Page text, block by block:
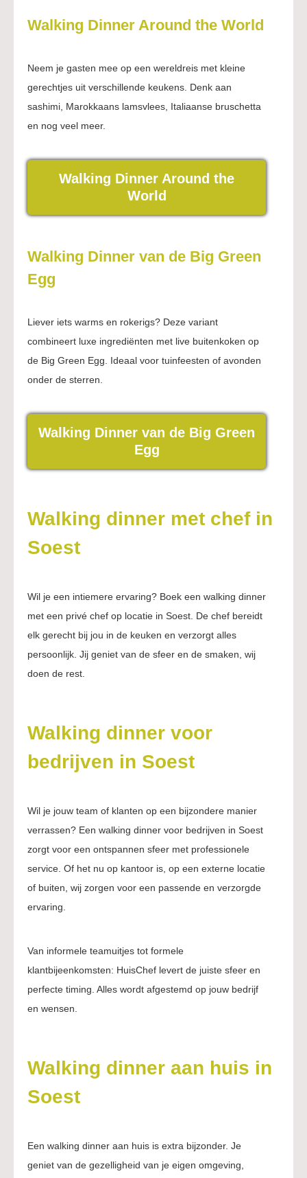
Walking Dinner Around the World
Neem je gasten mee op een wereldreis met kleine
gerechtjes uit verschillende keukens. Denk aan
sashimi, Marokkaans lamsvlees, Italiaanse bruschetta
en nog veel meer.
Walking Dinner Around the
World
Walking Dinner van de Big Green
Egg
Liever iets warms en rokerigs? Deze variant
combineert luxe ingrediënten met live buitenkoken op
de Big Green Egg. Ideaal voor tuinfeesten of avonden
onder de sterren.
Walking Dinner van de Big Green
Egg
Walking dinner met chef in
Soest
Wil je een intiemere ervaring? Boek een walking dinner
met een privé chef op locatie in Soest. De chef bereidt
elk gerecht bij jou in de keuken en verzorgt alles
persoonlijk. Jij geniet van de sfeer en de smaken, wij
doen de rest.
Walking dinner voor
bedrijven in Soest
Wil je jouw team of klanten op een bijzondere manier
verrassen? Een walking dinner voor bedrijven in Soest
zorgt voor een ontspannen sfeer met professionele
service. Of het nu op kantoor is, op een externe locatie
of buiten, wij zorgen voor een passende en verzorgde
ervaring.
Van informele teamuitjes tot formele
klantbijeenkomsten: HuisChef levert de juiste sfeer en
perfecte timing. Alles wordt afgestemd op jouw bedrijf
en wensen.
Walking dinner aan huis in
Soest
Een walking dinner aan huis is extra bijzonder. Je
geniet van de gezelligheid van je eigen omgeving,